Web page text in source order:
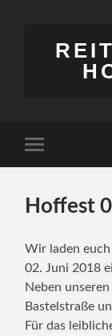
Menü
Hoffest
Wir laden
02. Juni 2018
Neben
Bastelstraße
Für das